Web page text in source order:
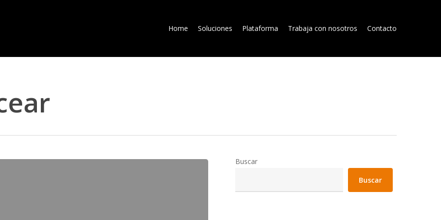
Home Soluciones Plataforma Trabaja con nosotros Contacto
Buscar
Buscar